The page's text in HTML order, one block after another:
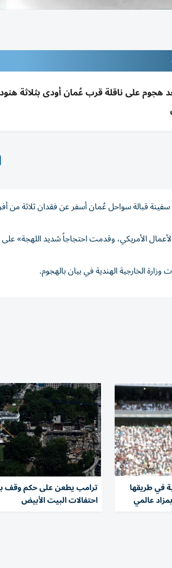
على ناقلة قرب عُمان أودى بثلاثة
سفينة قبالة سواحل عُمان أسفر عن فقدان ثلاثة من
الأمريكي، وقدمت احتجاجاً شديد اللهجة»
في طريقها
عالمي
ترامب يطعن على حكم وقف
احتفالات البيت الأبيض